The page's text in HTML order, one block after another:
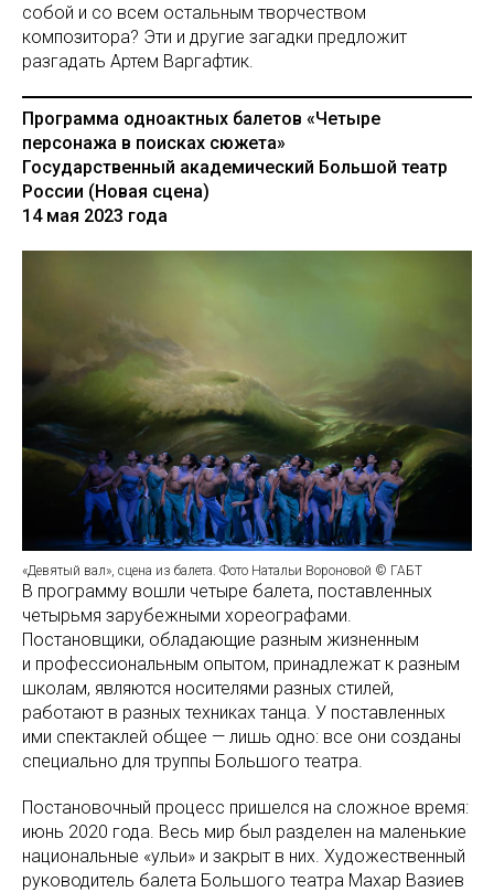
собой и со всем остальным творчеством
композитора? Эти и другие загадки предложит
разгадать Артем Варгафтик.
Программа одноактных балетов «Четыре
персонажа в поисках сюжета»
Государственный академический Большой театр
России (Новая сцена)
14 мая 2023 года
«Девятый вал», сцена из балета. Фото Натальи Вороновой © ГАБТ
В программу вошли четыре балета, поставленных
четырьмя зарубежными хореографами.
Постановщики, обладающие разным жизненным
и профессиональным опытом, принадлежат к разным
школам, являются носителями разных стилей,
работают в разных техниках танца. У поставленных
ими спектаклей общее — лишь одно: все они созданы
специально для труппы Большого театра.
Постановочный процесс пришелся на сложное время:
июнь 2020 года. Весь мир был разделен на маленькие
национальные «ульи» и закрыт в них. Художественный
руководитель балета Большого театра Махар Вазиев